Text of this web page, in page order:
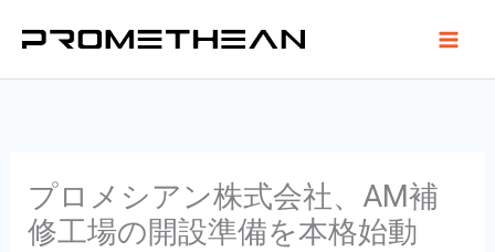
を
プロメシアン株式会社、AM補
修工場の開設準備を本格始動